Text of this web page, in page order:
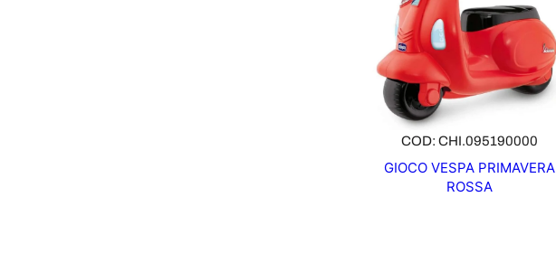
COD: CHI.095190000
GIOCO VESPA PRIMAVERA
ROSSA